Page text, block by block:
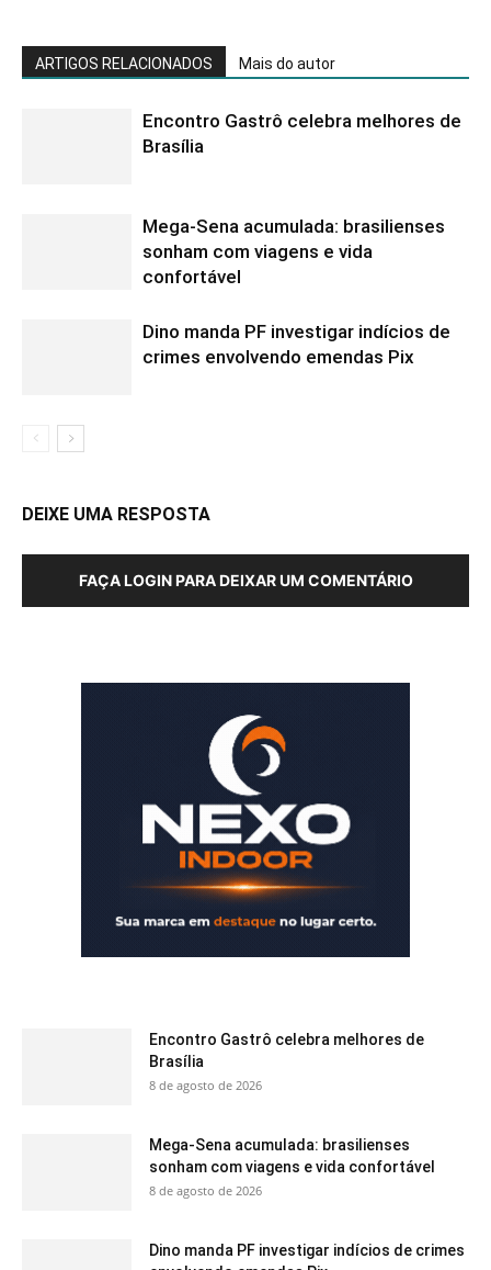
ARTIGOS RELACIONADOS Mais do autor
Encontro Gastrô celebra melhores de
Brasília
Mega-Sena acumulada: brasilienses
sonham com viagens e vida
confortável
Dino manda PF investigar indícios de
crimes envolvendo emendas Pix
DEIXE UMA RESPOSTA
FAÇA LOGIN PARA DEIXAR UM COMENTÁRIO
Encontro Gastrô celebra melhores de
Brasília
8 de agosto de 2026
Mega-Sena acumulada: brasilienses
sonham com viagens e vida confortável
8 de agosto de 2026
Dino manda PF investigar indícios de crimes